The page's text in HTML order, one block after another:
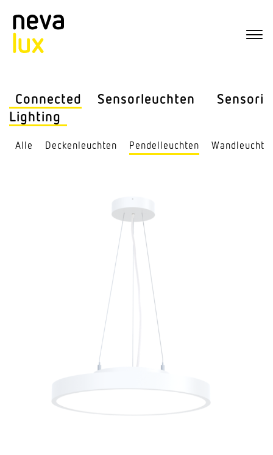
Connected
Lighting
Sensor­leuchten Sensorik
Alle Decken­leuchten Pendel­leuchten